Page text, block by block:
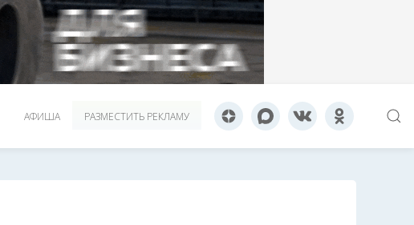
АФИША РАЗМЕСТИТЬ РЕКЛАМУ